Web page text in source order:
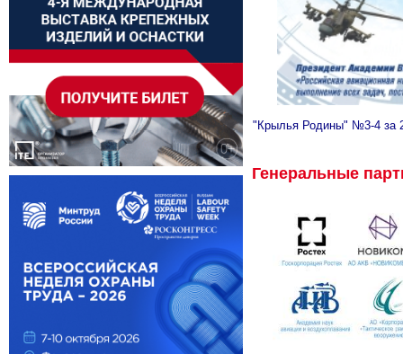
"Крылья Родины" №3-4 за
Генеральные